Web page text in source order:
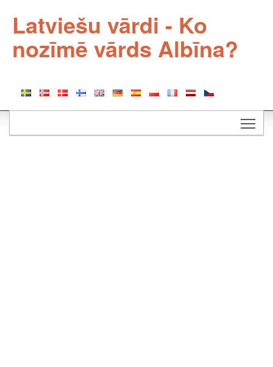
Latviešu vārdi - Ko
nozīmē vārds Albīna?